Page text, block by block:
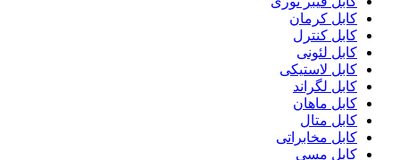
کابل کرمان
کابل کنترل
کابل لئونی
کابل لاستیکی
کابل لگراند
کابل ماهان
کابل متال
کابل مخابراتی
کابل مسی